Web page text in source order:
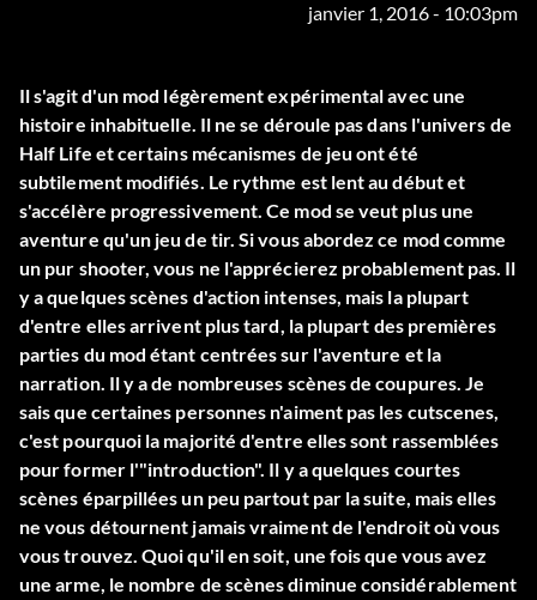
janvier 1, 2016 - 10:03pm
Il s'agit d'un mod légèrement expérimental avec une
histoire inhabituelle. Il ne se déroule pas dans l'univers de
Half Life et certains mécanismes de jeu ont été
subtilement modifiés. Le rythme est lent au début et
s'accélère progressivement. Ce mod se veut plus une
aventure qu'un jeu de tir. Si vous abordez ce mod comme
un pur shooter, vous ne l'apprécierez probablement pas. Il
y a quelques scènes d'action intenses, mais la plupart
d'entre elles arrivent plus tard, la plupart des premières
parties du mod étant centrées sur l'aventure et la
narration. Il y a de nombreuses scènes de coupures. Je
sais que certaines personnes n'aiment pas les cutscenes,
c'est pourquoi la majorité d'entre elles sont rassemblées
pour former l'"introduction". Il y a quelques courtes
scènes éparpillées un peu partout par la suite, mais elles
ne vous détournent jamais vraiment de l'endroit où vous
vous trouvez. Quoi qu'il en soit, une fois que vous avez
une arme, le nombre de scènes diminue considérablement